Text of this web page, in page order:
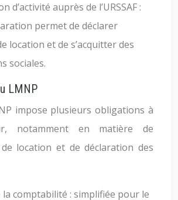
d’activité auprès de l’URSSAF :
permet de déclarer
location et de s’acquitter des
sociales.
LMNP
impose plusieurs obligations à
notamment en matière de
location et de déclaration des
la comptabilité : simplifiée pour le